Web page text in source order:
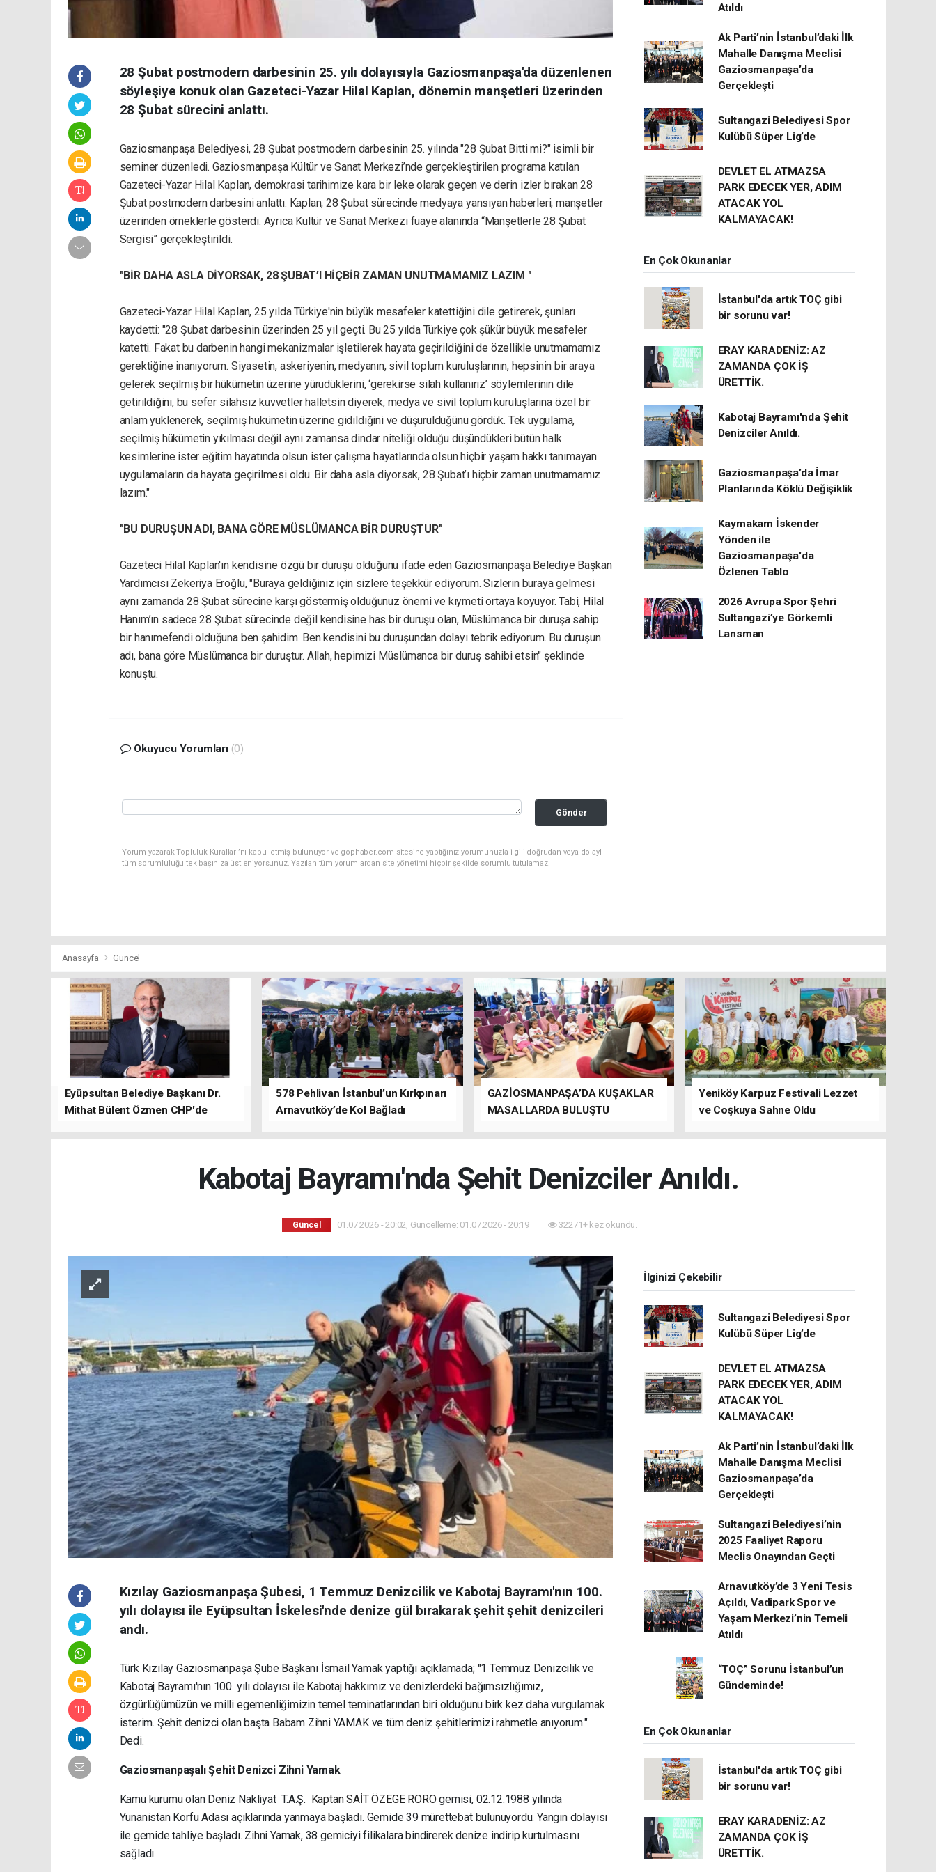
28 Şubat postmodern darbesinin 25. yılı dolayısıyla Gaziosmanpaşa'da düzenlenen
söyleşiye konuk olan Gazeteci-Yazar Hilal Kaplan, dönemin manşetleri üzerinden
28 Şubat sürecini anlattı.
Gaziosmanpaşa Belediyesi, 28 Şubat postmodern darbesinin 25. yılında "28 Şubat Bitti mi?" isimli bir
seminer düzenledi. Gaziosmanpaşa Kültür ve Sanat Merkezi’nde gerçekleştirilen programa katılan
Gazeteci-Yazar Hilal Kaplan, demokrasi tarihimize kara bir leke olarak geçen ve derin izler bırakan 28
Şubat postmodern darbesini anlattı. Kaplan, 28 Şubat sürecinde medyaya yansıyan haberleri, manşetler
üzerinden örneklerle gösterdi. Ayrıca Kültür ve Sanat Merkezi fuaye alanında “Manşetlerle 28 Şubat
Sergisi” gerçekleştirildi.
"BİR DAHA ASLA DİYORSAK, 28 ŞUBAT’I HİÇBİR ZAMAN UNUTMAMAMIZ LAZIM "
Gazeteci-Yazar Hilal Kaplan, 25 yılda Türkiye'nin büyük mesafeler katettiğini dile getirerek, şunları
kaydetti: "28 Şubat darbesinin üzerinden 25 yıl geçti. Bu 25 yılda Türkiye çok şükür büyük mesafeler
katetti. Fakat bu darbenin hangi mekanizmalar işletilerek hayata geçirildiğini de özellikle unutmamamız
gerektiğine inanıyorum. Siyasetin, askeriyenin, medyanın, sivil toplum kuruluşlarının, hepsinin bir araya
gelerek seçilmiş bir hükümetin üzerine yürüdüklerini, ‘gerekirse silah kullanırız’ söylemlerinin dile
getirildiğini, bu sefer silahsız kuvvetler halletsin diyerek, medya ve sivil toplum kuruluşlarına özel bir
anlam yüklenerek, seçilmiş hükümetin üzerine gidildiğini ve düşürüldüğünü gördük. Tek uygulama,
seçilmiş hükümetin yıkılması değil aynı zamansa dindar niteliği olduğu düşündükleri bütün halk
kesimlerine ister eğitim hayatında olsun ister çalışma hayatlarında olsun hiçbir yaşam hakkı tanımayan
uygulamaların da hayata geçirilmesi oldu. Bir daha asla diyorsak, 28 Şubat’ı hiçbir zaman unutmamamız
lazım."
"BU DURUŞUN ADI, BANA GÖRE MÜSLÜMANCA BİR DURUŞTUR"
Gazeteci Hilal Kaplan'ın kendisine özgü bir duruşu olduğunu ifade eden Gaziosmanpaşa Belediye Başkan
Yardımcısı Zekeriya Eroğlu, "Buraya geldiğiniz için sizlere teşekkür ediyorum. Sizlerin buraya gelmesi
aynı zamanda 28 Şubat sürecine karşı göstermiş olduğunuz önemi ve kıymeti ortaya koyuyor. Tabi, Hilal
Hanım’ın sadece 28 Şubat sürecinde değil kendisine has bir duruşu olan, Müslümanca bir duruşa sahip
bir hanımefendi olduğuna ben şahidim. Ben kendisini bu duruşundan dolayı tebrik ediyorum. Bu duruşun
adı, bana göre Müslümanca bir duruştur. Allah, hepimizi Müslümanca bir duruş sahibi etsin" şeklinde
konuştu.
Okuyucu Yorumları (0)
Gönder
Yorum yazarak Topluluk Kuralları’nı kabul etmiş bulunuyor ve gophaber.com sitesine yaptığınız yorumunuzla ilgili doğrudan veya dolaylı
tüm sorumluluğu tek başınıza üstleniyorsunuz. Yazılan tüm yorumlardan site yönetimi hiçbir şekilde sorumlu tutulamaz.
Atıldı
Ak Parti’nin İstanbul’daki İlk
Mahalle Danışma Meclisi
Gaziosmanpaşa’da
Gerçekleşti
Sultangazi Belediyesi Spor
Kulübü Süper Lig’de
DEVLET EL ATMAZSA
PARK EDECEK YER, ADIM
ATACAK YOL
KALMAYACAK!
En Çok Okunanlar
İstanbul'da artık TOÇ gibi
bir sorunu var!
ERAY KARADENİZ: AZ
ZAMANDA ÇOK İŞ
ÜRETTİK.
Kabotaj Bayramı'nda Şehit
Denizciler Anıldı.
Gaziosmanpaşa’da İmar
Planlarında Köklü Değişiklik
Kaymakam İskender
Yönden ile
Gaziosmanpaşa'da
Özlenen Tablo
2026 Avrupa Spor Şehri
Sultangazi’ye Görkemli
Lansman
Anasayfa Güncel
Eyüpsultan Belediye Başkanı Dr.
Mithat Bülent Özmen CHP'de
578 Pehlivan İstanbul’un Kırkpınarı
Arnavutköy’de Kol Bağladı
GAZİOSMANPAŞA’DA KUŞAKLAR
MASALLARDA BULUŞTU
Yeniköy Karpuz Festivali Lezzet
ve Coşkuya Sahne Oldu
Kabotaj Bayramı'nda Şehit Denizciler Anıldı.
Güncel 01.07.2026 - 20:02, Güncelleme: 01.07.2026 - 20:19 32271+ kez okundu.
Kızılay Gaziosmanpaşa Şubesi, 1 Temmuz Denizcilik ve Kabotaj Bayramı'nın 100.
yılı dolayısı ile Eyüpsultan İskelesi'nde denize gül bırakarak şehit şehit denizcileri
andı.
Türk Kızılay Gaziosmanpaşa Şube Başkanı İsmail Yamak yaptığı açıklamada; "1 Temmuz Denizcilik ve
Kabotaj Bayramı'nın 100. yılı dolayısı ile Kabotaj hakkımız ve denizlerdeki bağımsızlığımız,
özgürlüğümüzün ve milli egemenliğimizin temel teminatlarından biri olduğunu birk kez daha vurgulamak
isterim. Şehit denizci olan başta Babam Zihni YAMAK ve tüm deniz şehitlerimizi rahmetle anıyorum."
Dedi.
Gaziosmanpaşalı Şehit Denizci Zihni Yamak
Kamu kurumu olan Deniz Nakliyat T.A.Ş. Kaptan SAİT ÖZEGE ROROgemisi, 02.12.1988 yılında
Yunanistan Korfu Adası açıklarında yanmaya başladı. Gemide 39 mürettebat bulunuyordu. Yangın dolayısı
ile gemide tahliye başladı. Zihni Yamak, 38 gemiciyi filikalara bindirerek denize indirip kurtulmasını
sağladı.
İlginizi Çekebilir
Sultangazi Belediyesi Spor
Kulübü Süper Lig’de
DEVLET EL ATMAZSA
PARK EDECEK YER, ADIM
ATACAK YOL
KALMAYACAK!
Ak Parti’nin İstanbul’daki İlk
Mahalle Danışma Meclisi
Gaziosmanpaşa’da
Gerçekleşti
Sultangazi Belediyesi’nin
2025 Faaliyet Raporu
Meclis Onayından Geçti
Arnavutköy’de 3 Yeni Tesis
Açıldı, Vadipark Spor ve
Yaşam Merkezi’nin Temeli
Atıldı
“TOÇ” Sorunu İstanbul’un
Gündeminde!
En Çok Okunanlar
İstanbul'da artık TOÇ gibi
bir sorunu var!
ERAY KARADENİZ: AZ
ZAMANDA ÇOK İŞ
ÜRETTİK.